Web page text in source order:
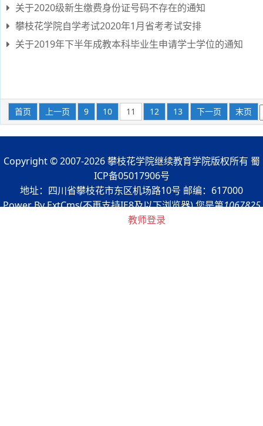
关于2020级新生缴费身份证号码不存在的通知
攀枝花学院自学考试2020年1月省考考试安排
关于2019年下半年成教本科毕业生申请学士学位的通知
首页 上一页 9 10 11 12 13 下一页 末页
Copyright © 2007-2026 攀枝花学院继续教育学院版权所有 蜀
ICP备05017906号
地址：四川省攀枝花市东区机场路10号 邮编：617000
Power By ExtCms(不再支持IE8及以下浏览器) 您是第1067825
教师登录